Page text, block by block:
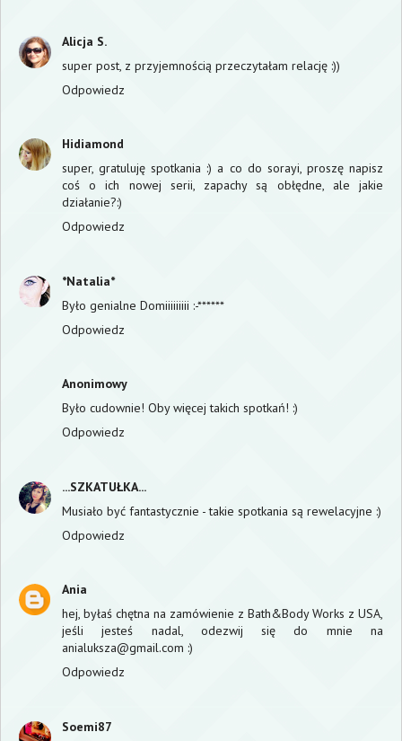
Alicja S.
super post, z przyjemnością przeczytałam relację :))
Odpowiedz
Hidiamond
super, gratuluję spotkania :) a co do sorayi, proszę napisz
coś o ich nowej serii, zapachy są obłędne, ale jakie
działanie?:)
Odpowiedz
*Natalia*
Było genialne Domiiiiiiiii :-******
Odpowiedz
Anonimowy
Było cudownie! Oby więcej takich spotkań! :)
Odpowiedz
...SZKATUŁKA...
Musiało być fantastycznie - takie spotkania są rewelacyjne :)
Odpowiedz
Ania
hej, byłaś chętna na zamówienie z Bath&Body Works z USA,
jeśli jesteś nadal, odezwij się do mnie na
anialuksza@gmail.com :)
Odpowiedz
Soemi87